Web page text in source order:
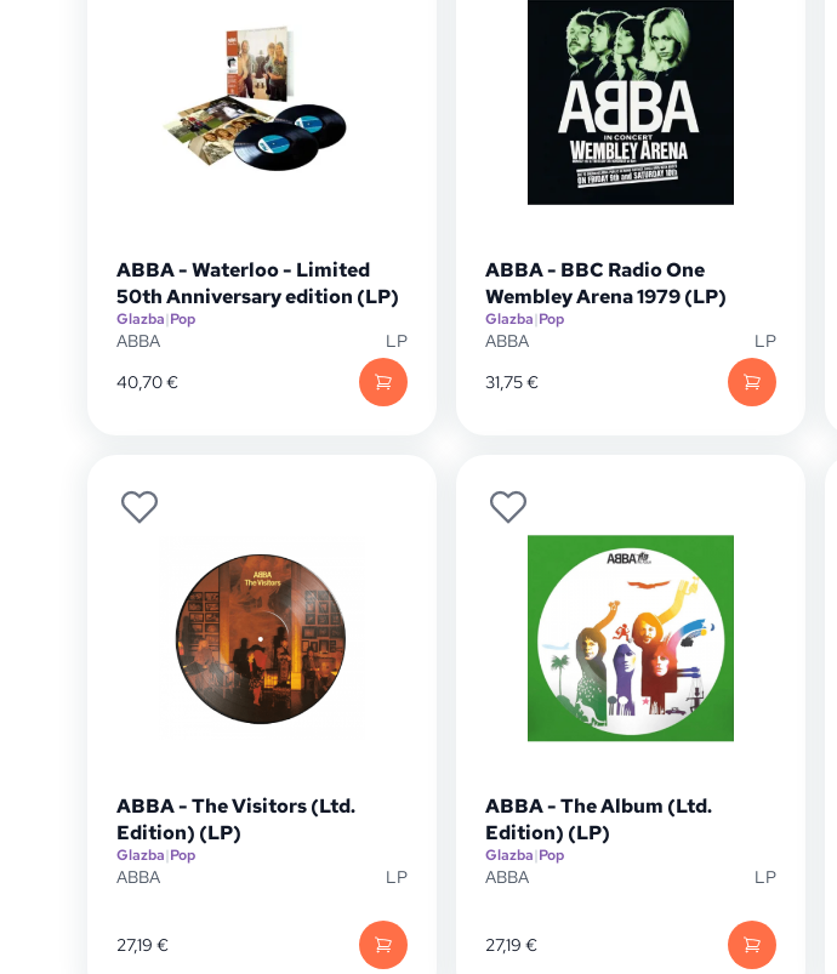
ABBA - Waterloo - Limited
50th Anniversary edition (LP)
Glazba|Pop
ABBA
LP
40,70€
ABBA - BBC Radio One
Wembley Arena 1979 (LP)
Glazba|Pop
ABBA
LP
31,75€
ABBA - The Visitors (Ltd.
Edition) (LP)
Glazba|Pop
ABBA LP
27,19 €
ABBA - The Album (Ltd.
Edition) (LP)
Glazba|Pop
ABBA LP
27,19 €